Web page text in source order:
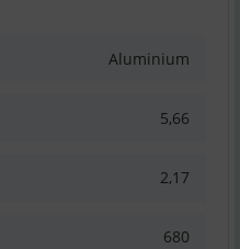
Aluminium
5,66
2,17
680